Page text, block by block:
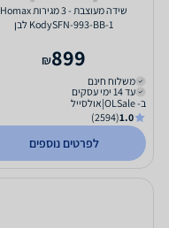
שידה מעוצבת - 3 מגירות Homax
KodySFN-993-BB-1 לבן
899
₪
משלוח חינם
עד 14 ימי עסקים
ב- OLSale|אולסייל
1.0
(2594)
לפרטים נוספים